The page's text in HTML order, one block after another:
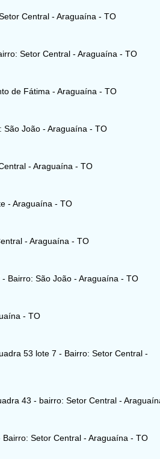
Central - Araguaína - TO
Setor Central - Araguaína - TO
de Fátima - Araguaína - TO
São João - Araguaína - TO
- Araguaína - TO
- Araguaína - TO
- Araguaína - TO
Bairro: São João - Araguaína - TO
- TO
53 lote 7 - Bairro: Setor Central -
43 - bairro: Setor Central -
Setor Central - Araguaína - TO